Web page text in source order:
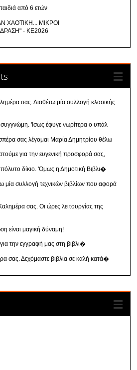
από 6 ετών
ΧΑΟΤΙΚΗ... ΜΙΚΡΟΙ
- ΚΕ2026
σας. Διαθέτω μία συλλογή κλασικής
'Ισως έφυγε νωρίτερα ο υπάλ
σας λέγομαι Μαρία Δημητρίου θέλω
για την ευγενική προσφορά σας,
δίκιο. 'Ομως η Δημοτική Βιβλι�
μία συλλογή τεχνικών βιβλίων που αφορά
σας. Οι ώρες λειτουργίας της
είναι μαγική δύναμη!
για την εγγραφή μας στη βιβλι�
σας. Δεχόμαστε βιβλία σε καλή κατά�